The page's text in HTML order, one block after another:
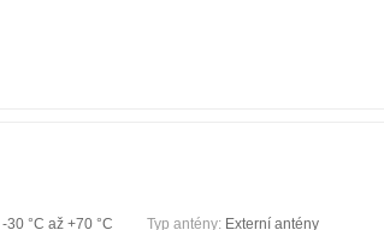
-30 °С až +70 °С Typ antény: Externí antény